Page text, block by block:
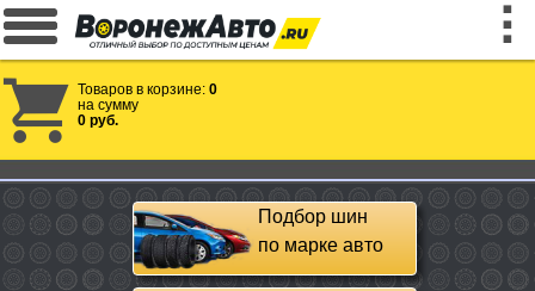
Товаров в корзине: 0
на сумму
0 руб.
Подбор шин
по марке авто